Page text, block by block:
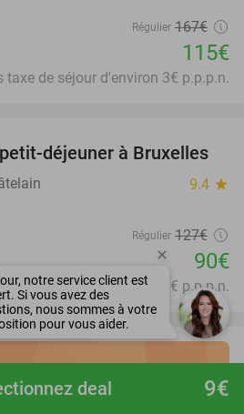
9€
deal
Régulier 167€
115€
taxe de séjour d'environ 3€ p.p.p.n.
29%
déjeuner à Bruxelles
9.4 star
Régulier 127€
90€
de séjour d'environ 5,60€ p.p.p.n.
meilleurs
L'APPLI close